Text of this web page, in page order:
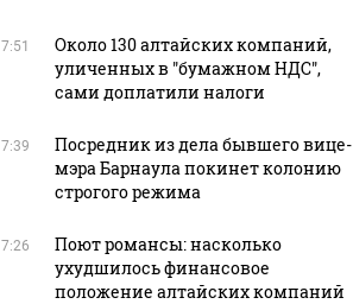
7:51
Около 130 алтайских компаний,
уличенных в "бумажном НДС",
сами доплатили налоги
7:39
Посредник из дела бывшего вице-
мэра Барнаула покинет колонию
строгого режима
7:26
Поют романсы: насколько
ухудшилось финансовое
положение алтайских компаний